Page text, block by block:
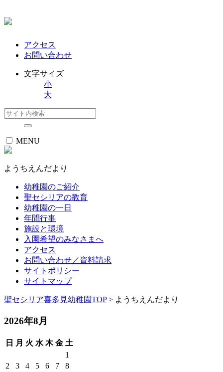
アクセス
お問い合わせ
文字サイズ
小
大
MENU
ようちえんだより
幼稚園のご紹介
聖セシリアの教育
幼稚園の一日
年間行事
施設と環境
入園希望のみなさまへ
アクセス
お問い合わせ／資料請求
サイトポリシー
サイトマップ
聖セシリア喜多見幼稚園TOP> ようちえんだより
2026年8月
日 月 火 水 木 金 土
1
2
3 4 5 6 7
8